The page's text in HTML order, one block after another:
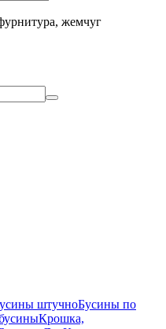
жемчуг
штучноБусины по
Крошка,